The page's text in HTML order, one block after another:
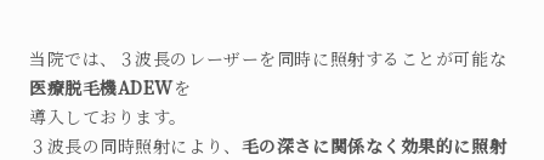
当院では、３波長のレーザーを同時に照射することが可能な
医療脱毛機ADEWを
導入しております。
３波長の同時照射により、 毛の深さに関係なく効果的に照射